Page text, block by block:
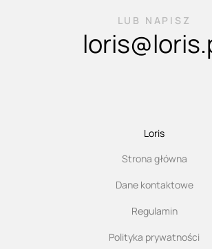
LUB NAPISZ
Loris
Strona główna
Dane kontaktowe
Regulamin
Polityka prywatności